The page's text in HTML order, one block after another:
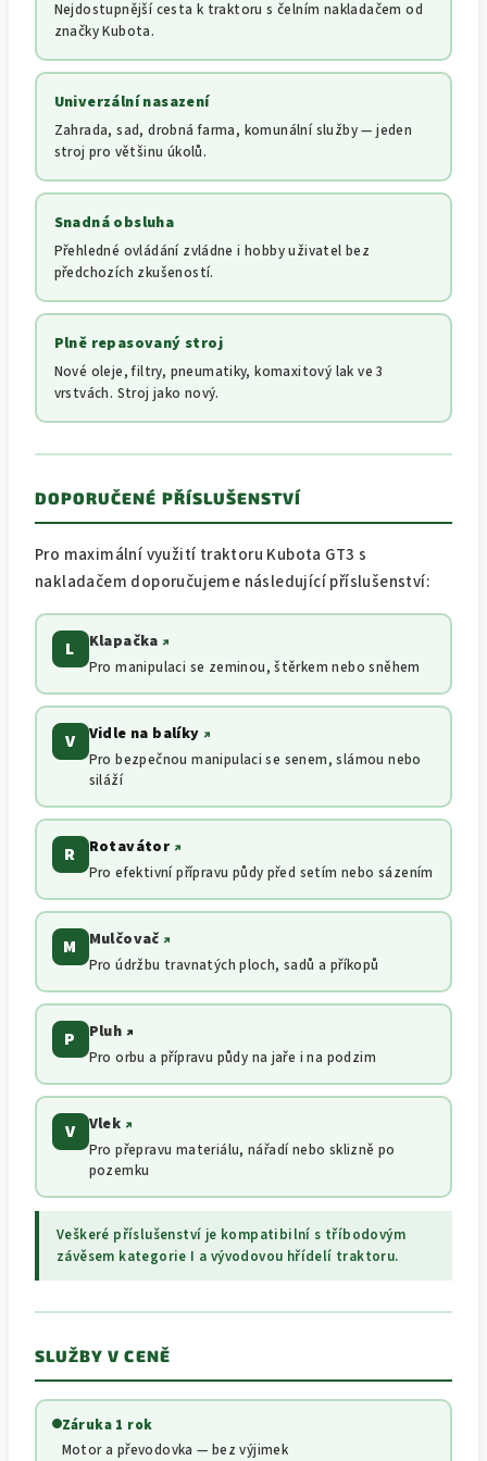
Nejdostupnější cesta k traktoru s čelním nakladačem od
značky Kubota.
Univerzální nasazení
Zahrada, sad, drobná farma, komunální služby — jeden
stroj pro většinu úkolů.
Snadná obsluha
Přehledné ovládání zvládne i hobby uživatel bez
předchozích zkušeností.
Plně repasovaný stroj
Nové oleje, filtry, pneumatiky, komaxitový lak ve 3
vrstvách. Stroj jako nový.
DOPORUČENÉ PŘÍSLUŠENSTVÍ
Pro maximální využití traktoru Kubota GT3 s
nakladačem doporučujeme následující příslušenství:
L Klapačka ↗
Pro manipulaci se zeminou, štěrkem nebo sněhem
V Vidle na balíky ↗
Pro bezpečnou manipulaci se senem, slámou nebo
siláží
R Rotavátor ↗
Pro efektivní přípravu půdy před setím nebo sázením
M Mulčovač ↗
Pro údržbu travnatých ploch, sadů a příkopů
P Pluh ↗
Pro orbu a přípravu půdy na jaře i na podzim
V Vlek ↗
Pro přepravu materiálu, nářadí nebo sklizně po
pozemku
Veškeré příslušenství je kompatibilní s tříbodovým
závěsem kategorie I a vývodovou hřídelí traktoru.
SLUŽBY V CENĚ
Záruka 1 rok
Motor a převodovka — bez výjimek